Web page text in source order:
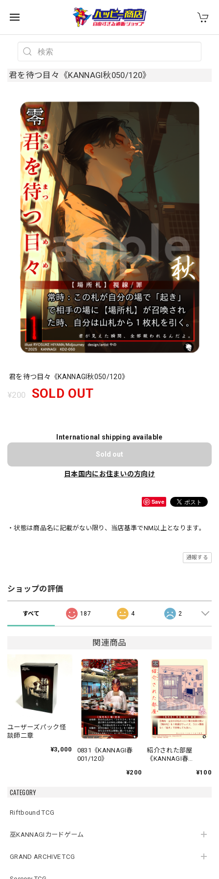
CATEGORY
Riftbound TCG
巫KANNAGIカードゲーム
GRAND ARCHIVE TCG
君を待つ目々《KANNAGI秋050/120》
君を待つ目々《KANNAGI秋050/120》
¥200 SOLD OUT
International shipping available
Sold out
日本国内にお住まいの方向け
Save
・状態は商品名に記載がない限り、当店基準でNM以上となります。
通報する
ショップの評価
すべて 187 4 2
関連商品
ユーザーズパック怪
談師二章
¥3,000
0831《KANNAGI春
001/120》
¥200
紹介された部屋
《KANNAGI春
¥100